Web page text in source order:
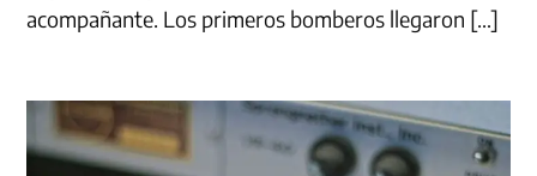
acompañante. Los primeros bomberos llegaron […]